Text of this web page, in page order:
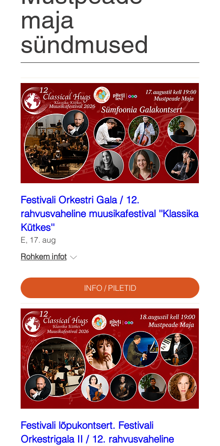
Festivali Orkestri Gala / 12.
rahvusvaheline muusikafestival ''Klassika
Kütkes''
E, 17. aug
Rohkem infot
INFO / PILETID
Festivali lõpukontsert. Festivali
Orkestrigala II / 12. rahvusvaheline
maja
sündmused